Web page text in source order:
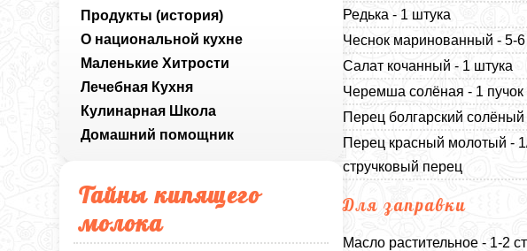
Продукты (история)
О национальной кухне
Маленькие Хитрости
Лечебная Кухня
Кулинарная Школа
Домашний помощник
Тайны кипящего
молока
Редька - 1 штука
Чеснок маринованный - 5-6
Салат кочанный - 1 штука
Черемша солёная - 1 пучок
Перец болгарский солёный
Перец красный молотый -
стручковый перец
Для заправки
Масло растительное - 1-2